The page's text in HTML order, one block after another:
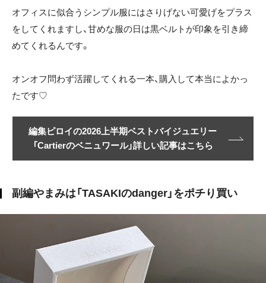
オフィスに似合うシンプル服にはさりげない可愛げをプラス
をしてくれますし、甘めな服の日は黒ベルトが印象を引き締
めてくれるんです。
オンオフ問わず活躍してくれる一本、購入して本当によかっ
たです♡
編集ピロイの2026上半期ベストバイジュエリー
「Cartierのベニュワール」詳しい記事はこちら
副編やまみは「TASAKIのdanger」をポチり買い